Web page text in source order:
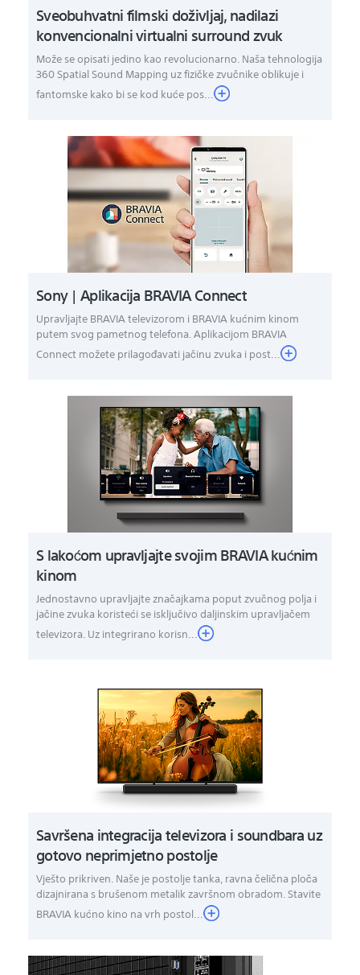
Sveobuhvatni filmski doživljaj, nadilazi
konvencionalni virtualni surround zvuk
Može se opisati jedino kao revolucionarno. Naša tehnologija
360 Spatial Sound Mapping uz fizičke zvučnike oblikuje i
fantomske kako bi se kod kuće pos...
Sony | Aplikacija BRAVIA Connect
Upravljajte BRAVIA televizorom i BRAVIA kućnim kinom
putem svog pametnog telefona. Aplikacijom BRAVIA
Connect možete prilagođavati jačinu zvuka i post...
S lakoćom upravljajte svojim BRAVIA kućnim
kinom
Jednostavno upravljajte značajkama poput zvučnog polja i
jačine zvuka koristeći se isključivo daljinskim upravljačem
televizora. Uz integrirano korisn...
Savršena integracija televizora i soundbara uz
gotovo neprimjetno postolje
Vješto prikriven. Naše je postolje tanka, ravna čelična ploča
dizajnirana s brušenom metalik završnom obradom. Stavite
BRAVIA kućno kino na vrh postol...